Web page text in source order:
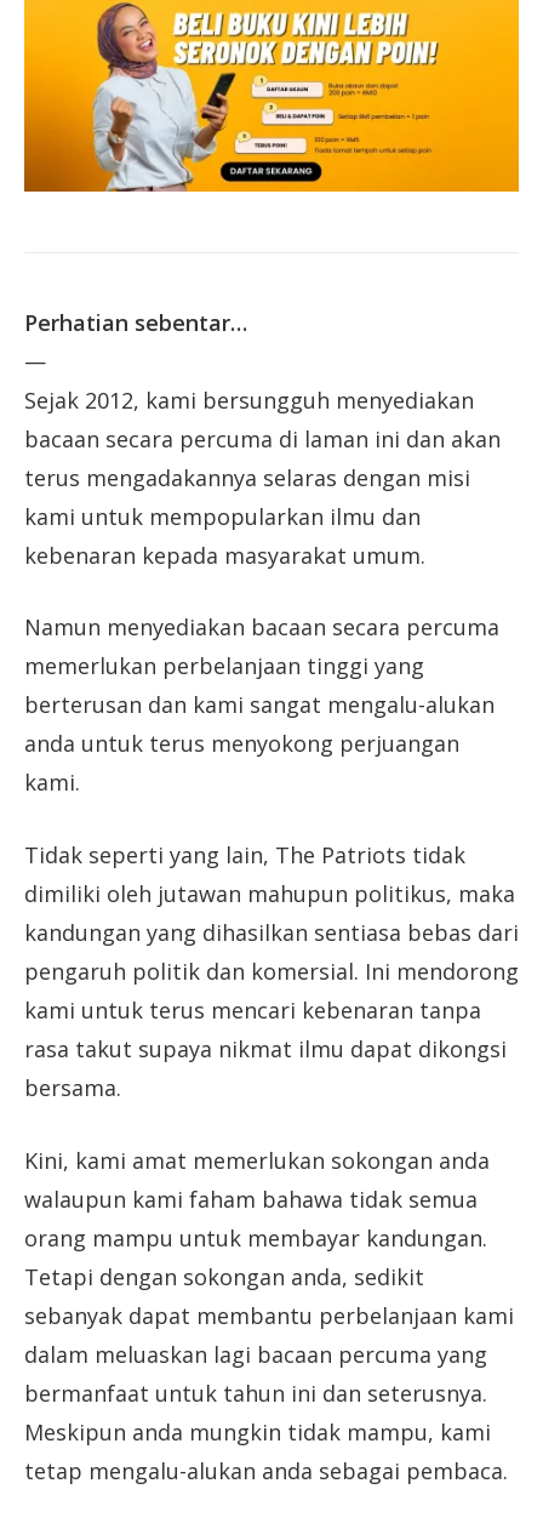
Perhatian sebentar…
—
Sejak 2012, kami bersungguh menyediakan
bacaan secara percuma di laman ini dan akan
terus mengadakannya selaras dengan misi
kami untuk mempopularkan ilmu dan
kebenaran kepada masyarakat umum.
Namun menyediakan bacaan secara percuma
memerlukan perbelanjaan tinggi yang
berterusan dan kami sangat mengalu-alukan
anda untuk terus menyokong perjuangan
kami.
Tidak seperti yang lain, The Patriots tidak
dimiliki oleh jutawan mahupun politikus, maka
kandungan yang dihasilkan sentiasa bebas dari
pengaruh politik dan komersial. Ini mendorong
kami untuk terus mencari kebenaran tanpa
rasa takut supaya nikmat ilmu dapat dikongsi
bersama.
Kini, kami amat memerlukan sokongan anda
walaupun kami faham bahawa tidak semua
orang mampu untuk membayar kandungan.
Tetapi dengan sokongan anda, sedikit
sebanyak dapat membantu perbelanjaan kami
dalam meluaskan lagi bacaan percuma yang
bermanfaat untuk tahun ini dan seterusnya.
Meskipun anda mungkin tidak mampu, kami
tetap mengalu-alukan anda sebagai pembaca.